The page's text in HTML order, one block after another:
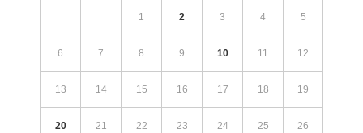
1 2 3 4 5
6 7 8 9 10 11 12
13 14 15 16 17 18 19
20 21 22 23 24 25 26